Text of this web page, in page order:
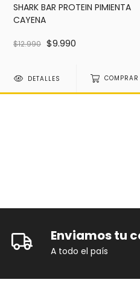
SHARK BAR PROTEIN PIMIENTA
CAYENA
$12.990 $9.990
DETALLES COMPRAR
Enviamos tu
A todo el país